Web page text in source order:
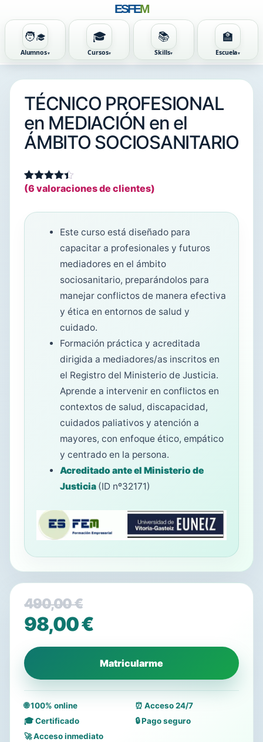
ESFEM
🧑‍🎓
Alumnos
🎓
Cursos
📚
Skills
🏫
Escuela
TÉCNICO PROFESIONAL
en MEDIACIÓN en el
ÁMBITO SOCIOSANITARIO
Valorado
base a
6
(6 valoraciones de clientes)
Este curso está diseñado para
capacitar a profesionales y futuros
mediadores en el ámbito
sociosanitario, preparándolos para
manejar conflictos de manera efectiva
y ética en entornos de salud y
cuidado.
Formación práctica y acreditada
dirigida a mediadores/as inscritos en
el Registro del Ministerio de Justicia.
Aprende a intervenir en conflictos en
contextos de salud, discapacidad,
cuidados paliativos y atención a
mayores, con enfoque ético, empático
y centrado en la persona.
Acreditado ante el Ministerio de
Justicia (ID nº32171)
490,00€
El
precio
original
era:
490,00 €.
98,00€
El
precio
actual
es:
98,00 €.
Matricularme
🌐 100% online
⏰ Acceso 24/7
🎓 Certificado
🔒 Pago seguro
🚀 Acceso inmediato